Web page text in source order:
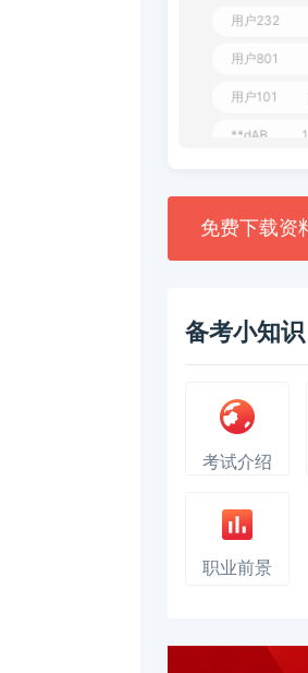
用户279
免费下载资
备考小知识
考试介绍
职业前景